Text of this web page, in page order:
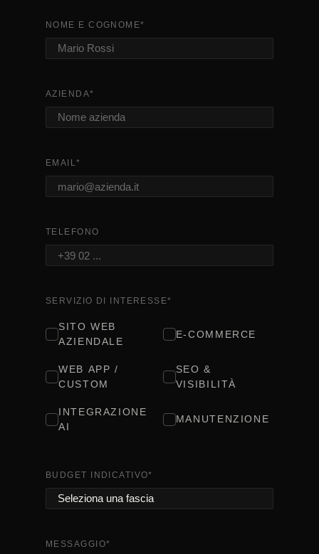
NOME E COGNOME*
AZIENDA*
EMAIL*
TELEFONO
SERVIZIO DI INTERESSE*
SITO WEB
AZIENDALE
E-COMMERCE
WEB APP /
CUSTOM
SEO &
VISIBILITÀ
INTEGRAZIONE
AI
MANUTENZIONE
BUDGET INDICATIVO*
MESSAGGIO*